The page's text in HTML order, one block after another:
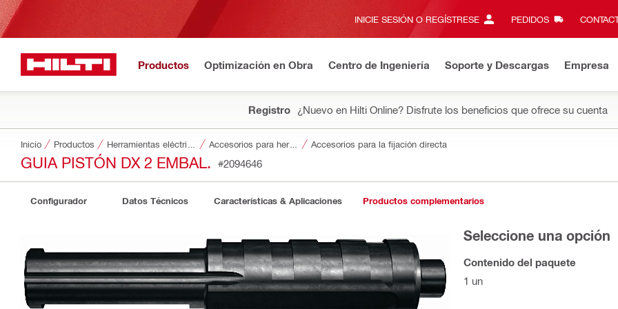
INICIE SESIÓN O REGÍSTRESE PEDIDOS
Productos Optimización en Obra Centro de Ingeniería Soporte y Descargas Empresa
Registro ¿Nuevo en Hilti Online? Disfrute los beneficios que ofrece su cuenta
Inicio Productos Accesorios para herramientas Accesorios para la fijación directa
GUIA PISTÓN DX 2 EMBAL. #2094646
Configurador Datos Técnicos Características & Aplicaciones Productos complementarios
Seleccione una opción
Contenido del paquete
1 un